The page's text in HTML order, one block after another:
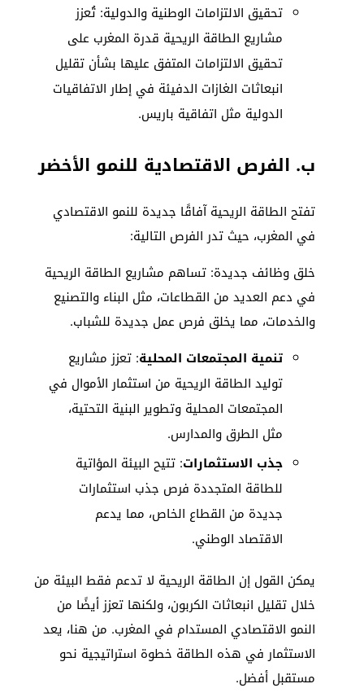
تحقيق الالتزامات الوطنية والدولية: تُعزز
مشاريع الطاقة الريحية قدرة المغرب على
تحقيق الالتزامات المتفق عليها بشأن تقليل
انبعاثات الغازات الدفيئة في إطار الاتفاقيات
الدولية مثل اتفاقية باريس.
ب. الفرص الاقتصادية للنمو الأخضر
تفتح الطاقة الريحية آفاقًا جديدة للنمو الاقتصادي
في المغرب، حيث تدر الفرص التالية:
خلق وظائف جديدة: تساهم مشاريع الطاقة الريحية
في دعم العديد من القطاعات، مثل البناء والتصنيع
والخدمات، مما يخلق فرص عمل جديدة للشباب.
تنمية المجتمعات المحلية: تعزز مشاريع
توليد الطاقة الريحية من استثمار الأموال في
المجتمعات المحلية وتطوير البنية التحتية،
مثل الطرق والمدارس.
جذب الاستثمارات: تتيح البيئة المؤاتية
للطاقة المتجددة فرص جذب استثمارات
جديدة من القطاع الخاص، مما يدعم
الاقتصاد الوطني.
يمكن القول إن الطاقة الريحية لا تدعم فقط البيئة من
خلال تقليل انبعاثات الكربون، ولكنها تعزز أيضًا من
النمو الاقتصادي المستدام في المغرب. من هنا، يعد
الاستثمار في هذه الطاقة خطوة استراتيجية نحو
مستقبل أفضل.